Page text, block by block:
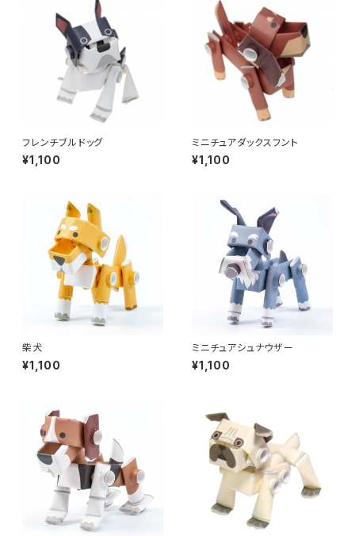
フレンチブルドッグ
¥1,100
ミニチュアダックスフント
¥1,100
柴犬
¥1,100
ミニチュアシュナウザー
¥1,100